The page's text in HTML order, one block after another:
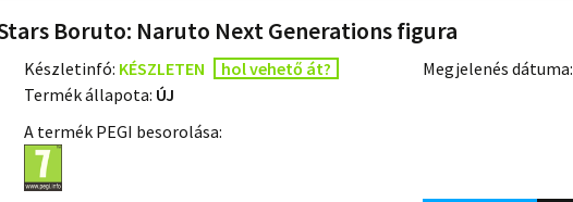
Boruto: Naruto Next Generations figura
Készletinfó: KÉSZLETEN
hol vehető át?
Termék állapota: ÚJ
A termék PEGI besorolása:
Megjelenés dátuma: